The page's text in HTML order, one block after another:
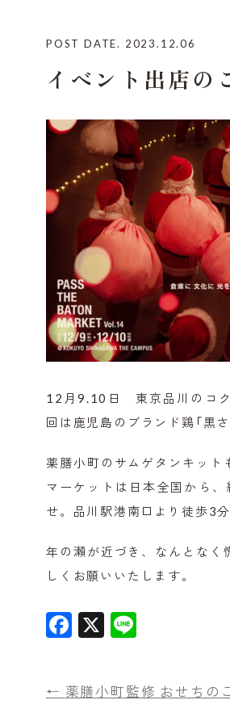
POST DATE. 2023.12.06
イベント出店の
12月9.10日 東京品川のコク
回は鹿児島のブランド鶏「黒
薬膳小町のサムゲタンキット
マーケットは日本全国から
せ。品川駅港南口より徒歩3
年の瀬が近づき、なんとなく
しくお願いいたします。
F
c
e
X
← 薬膳小町監修 おせちの